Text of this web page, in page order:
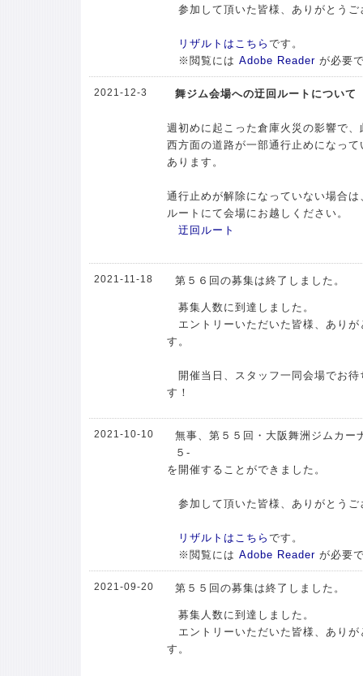
参加して頂いた皆様、ありがとうご
リザルトはこちら です。
※閲覧には Adobe Reader が必要
2021-12-3 舞ジム会場への迂回ルートについて
週初めに起こった倉庫火災の影響で
西方面の道路が一部通行止めになっ
あります。
通行止めが解除になっていない場合は
ルートにて会場にお越しください。
迂回ルート
2021-11-18 第５６回の募集は終了しました。
募集人数に到達しました。
エントリーいただいた皆様、ありが
す。
開催当日、スタッフ一同会場でお待
す！
2021-10-10
無事、第５５回・大阪舞洲ジムカー
５-
を開催することができました。
参加して頂いた皆様、ありがとうご
リザルトはこちら です。
※閲覧には Adobe Reader が必要
2021-09-20 第５５回の募集は終了しました。
募集人数に到達しました。
エントリーいただいた皆様、ありが
す。